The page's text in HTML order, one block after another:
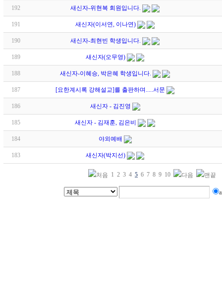
192 새신자-위현복 회원입니다.
191 새신자(이서연, 이나연)
190 새신자-최현빈 학생입니다.
189 새신자(오무영)
188 새신자-이혜승, 박은혜 학생입니다.
187 [요한계시록 강해설교]를 출판하며.....서문
186 새신자 - 김진영
185 새신자 - 김재훈, 김은비
184 야외예배
183 새신자(박지선)
1 2 3 4 5 6 7 8 9 10